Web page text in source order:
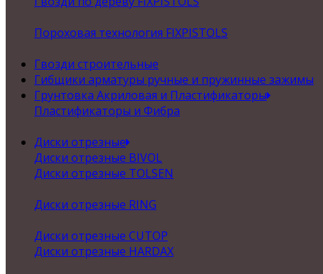
Пороховая технология FIXPISTOLS
Гвозди строительные
Гибщики арматуры ручные и пружинные зажимы
Грунтовка Акриловая и Пластификаторы
Пластификаторы и Фибра
Диски отрезные
Диски отрезные BIVOL
Диски отрезные TOLSEN
Диски отрезные RING
Диски отрезные CUTOP
Диски отрезные HARDAX